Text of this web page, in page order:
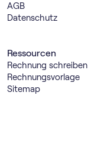
AGB
Datenschutz
Ressourcen
Rechnung schreiben
Rechnungsvorlage
Sitemap